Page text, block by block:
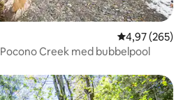
4,97 av 5 i
4,97 (265)
Creek med bubbelpool